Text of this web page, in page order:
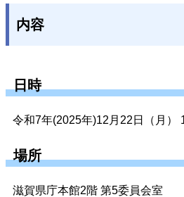
内容
日時
令和7年(2025年)12月22日（月）
場所
滋賀県庁本館2階 第5委員会室